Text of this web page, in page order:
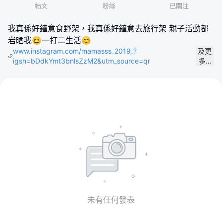
帖文 粉絲 已關注
我真係好鐘意食野架，我真係好鐘意去旅行架 親子活動都
岩晒我😆一打二生活😊
www.instagram.com/mamasss_2019_?
igsh=bDdkYmt3bnlsZzM2&utm_source=qr
及更
多…
未有任何發表